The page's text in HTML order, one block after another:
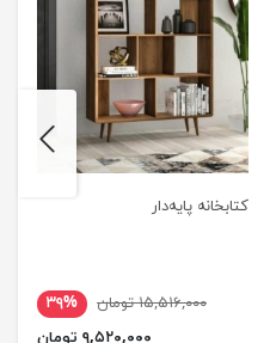
کتابخانه پایه‌دار
۱۵,۵۱۶,۰۰۰ تومان
۳۹%
۹,۵۲۰,۰۰۰ تومان